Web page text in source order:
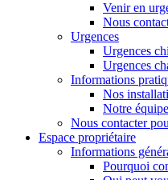
Venir en
Nous
Urgences
Urgences
Urgences
Informations
Nos
Notre
Nous contacter
Espace propriétaire
Informations
Pourquoi